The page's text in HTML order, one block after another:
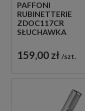
PAFFONI
RUBINETTERIE
ZDOC117CR
SŁUCHAWKA
CHROM
159,00 zł szt.